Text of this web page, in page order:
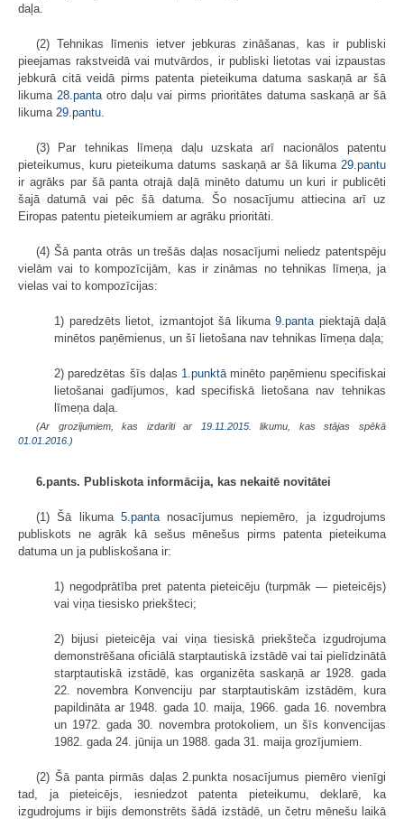
daļa.
(2) Tehnikas līmenis ietver jebkuras zināšanas, kas ir publiski
pieejamas rakstveidā vai mutvārdos, ir publiski lietotas vai izpaustas
jebkurā citā veidā pirms patenta pieteikuma datuma saskaņā ar šā
likuma 28.panta otro daļu vai pirms prioritātes datuma saskaņā ar šā
likuma 29.pantu
(3) Par tehnikas līmeņa daļu uzskata arī nacionālos patentu
pieteikumus, kuru pieteikuma datums saskaņā ar šā likuma 29.pantu
ir agrāks par šā panta otrajā daļā minēto datumu un kuri ir publicēti
šajā datumā vai pēc šā datuma. Šo nosacījumu attiecina arī uz
Eiropas patentu pieteikumiem ar agrāku prioritāti.
(4) Šā panta otrās un trešās daļas nosacījumi neliedz patentspēju
vielām vai to kompozīcijām, kas ir zināmas no tehnikas līmeņa, ja
vielas vai to kompozīcijas:
1) paredzēts lietot, izmantojot šā likuma 9.panta piektajā daļā
minētos paņēmienus, un šī lietošana nav tehnikas līmeņa daļa;
2) paredzētas šīs daļas 1.punktā minēto paņēmienu specifiskai
lietošanai gadījumos, kad specifiskā lietošana nav tehnikas
līmeņa daļa.
(Ar grozījumiem, kas izdarīti ar 19.11.2015. likumu, kas stājas spēkā
01.01.2016. )
6.pants. Publiskota informācija, kas nekaitē novitātei
(1) Šā likuma 5.pantanosacījumus nepiemēro, ja izgudrojums
publiskots ne agrāk kā sešus mēnešus pirms patenta pieteikuma
datuma un ja publiskošana ir:
1) negodprātība pret patenta pieteicēju (turpmāk — pieteicējs)
vai viņa tiesisko priekšteci;
2) bijusi pieteicēja vai viņa tiesiskā priekšteča izgudrojuma
demonstrēšana oficiālā starptautiskā izstādē vai tai pielīdzinātā
starptautiskā izstādē, kas organizēta saskaņā ar 1928. gada
22. novembra Konvenciju par starptautiskām izstādēm, kura
papildināta ar 1948. gada 10. maija, 1966. gada 16. novembra
un 1972. gada 30. novembra protokoliem, un šīs konvencijas
1982. gada 24. jūnija un 1988. gada 31. maija grozījumiem.
(2) Šā panta pirmās daļas 2.punkta nosacījumus piemēro vienīgi
tad, ja pieteicējs, iesniedzot patenta pieteikumu, deklarē, ka
izgudrojums ir bijis demonstrēts šādā izstādē, un četru mēnešu laikā